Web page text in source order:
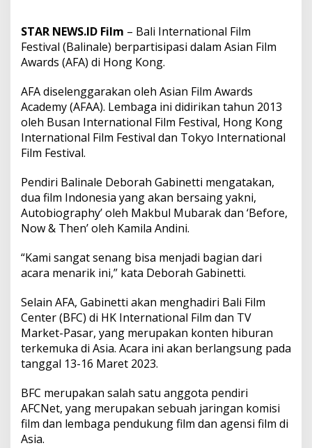
l
m
A
w
r
d
d
i
H
g
K
o
n
g
STAR NEWS.ID Film – Bali International Film
Festival (Balinale) berpartisipasi dalam Asian Film
Awards (AFA) di Hong Kong.
AFA diselenggarakan oleh Asian Film Awards
Academy (AFAA). Lembaga ini didirikan tahun 2013
oleh Busan International Film Festival, Hong Kong
International Film Festival dan Tokyo International
Film Festival.
Pendiri Balinale Deborah Gabinetti mengatakan,
dua film Indonesia yang akan bersaing yakni,
Autobiography’ oleh Makbul Mubarak dan ‘Before,
Now & Then’ oleh Kamila Andini.
“Kami sangat senang bisa menjadi bagian dari
acara menarik ini,” kata Deborah Gabinetti.
Selain AFA, Gabinetti akan menghadiri Bali Film
Center (BFC) di HK International Film dan TV
Market-Pasar, yang merupakan konten hiburan
terkemuka di Asia. Acara ini akan berlangsung pada
tanggal 13-16 Maret 2023.
BFC merupakan salah satu anggota pendiri
AFCNet, yang merupakan sebuah jaringan komisi
film dan lembaga pendukung film dan agensi film di
Asia.